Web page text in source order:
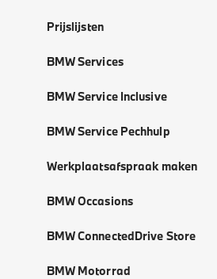
Prijslijsten
BMW Services
BMW Service Inclusive
BMW Service Pechhulp
Werkplaatsafspraak maken
BMW Occasions
BMW ConnectedDrive Store
BMW Motorrad